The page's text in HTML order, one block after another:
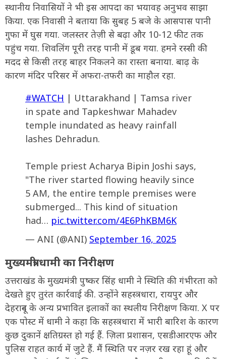
स्थानीय निवासियों ने भी इस आपदा का भयावह अनुभव साझा
किया. एक निवासी ने बताया कि सुबह 5 बजे के आसपास पानी
गुफा में घुस गया. जलस्तर तेज़ी से बढ़ा और 10-12 फीट तक
पहुंच गया. शिवलिंग पूरी तरह पानी में डूब गया. हमने रस्सी की
मदद से किसी तरह बाहर निकलने का रास्ता बनाया. बाढ़ के
कारण मंदिर परिसर में अफरा-तफरी का माहौल रहा.
#WATCH | Uttarakhand | Tamsa river
in spate and Tapkeshwar Mahadev
temple inundated as heavy rainfall
lashes Dehradun.
Temple priest Acharya Bipin Joshi says,
"The river started flowing heavily since
5 AM, the entire temple premises were
submerged... This kind of situation
had… pic.twitter.com/4E6PhKBM6K
— ANI (@ANI) September 16, 2025
मुख्यमंत्री धामी का निरीक्षण
उत्तराखंड के मुख्यमंत्री पुष्कर सिंह धामी ने स्थिति की गंभीरता को
देखते हुए तुरंत कार्रवाई की. उन्होंने सहस्त्रधारा, रायपुर और
देहरादून के अन्य प्रभावित इलाकों का स्थलीय निरीक्षण किया. X पर
एक पोस्ट में धामी ने कहा कि सहस्त्रधारा में भारी बारिश के कारण
कुछ दुकानें क्षतिग्रस्त हो गई हैं. ज़िला प्रशासन, एसडीआरएफ और
पुलिस राहत कार्य में जुटे हैं. मैं स्थिति पर नज़र रख रहा हूं और